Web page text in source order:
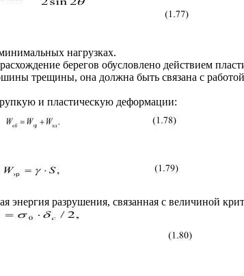
нагрузках.
берегов обусловлено действием
трещины, она должна быть связана с
и пластическую деформации:
энергия разрушения, связанная с величиной